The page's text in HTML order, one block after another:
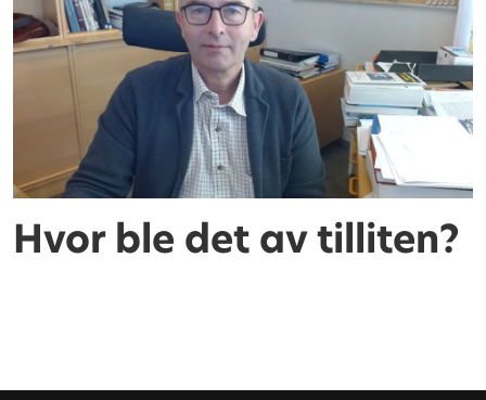
Hvor ble det av tilliten?